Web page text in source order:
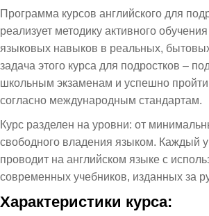
Программа курсов английского для
реализует методику активного
языковых навыков в реальных,
задача этого курса для подростков –
школьным экзаменам и успешно пройти
согласно международным стандартам.
Курс разделен на уровни: от
свободного владения языком. Каждый
проводит на английском языке с
современных учебников, изданных за
Характеристики курса: